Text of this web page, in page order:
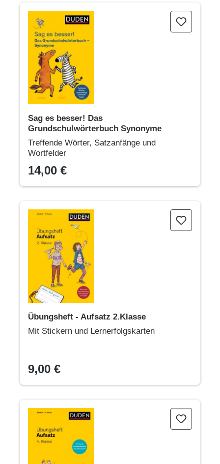
Sag es besser! Das Grundschulwörterbuch Synonyme
Sag es besser! Das
Grundschulwörterbuch Synonyme
Treffende Wörter, Satzanfänge und
Wortfelder
14,00 €
Übungsheft - Aufsatz 2.Klasse
Übungsheft - Aufsatz 2.Klasse
Mit Stickern und Lernerfolgskarten
9,00 €
Übungsheft - Aufsatz 4. Klasse